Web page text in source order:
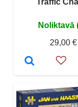
Traffic
Noliktavā
29,00 €